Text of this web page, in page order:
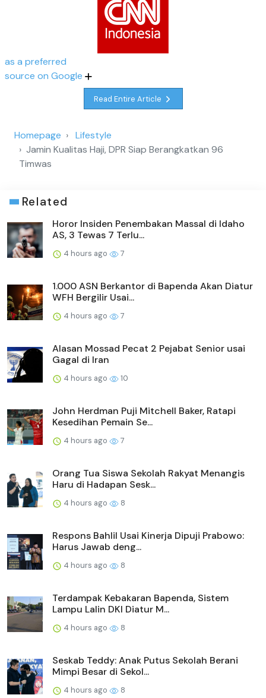
as a preferred
source on Google
Read Entire Article
Homepage
Lifestyle
Jamin Kualitas Haji, DPR Siap Berangkatkan 96
Timwas
Related
Horor Insiden Penembakan Massal di Idaho
AS, 3 Tewas 7 Terlu...
4 hours ago 7
1.000 ASN Berkantor di Bapenda Akan Diatur
WFH Bergilir Usai...
4 hours ago 7
Alasan Mossad Pecat 2 Pejabat Senior usai
Gagal di Iran
4 hours ago 10
John Herdman Puji Mitchell Baker, Ratapi
Kesedihan Pemain Se...
4 hours ago 7
Orang Tua Siswa Sekolah Rakyat Menangis
Haru di Hadapan Sesk...
4 hours ago 8
Respons Bahlil Usai Kinerja Dipuji Prabowo:
Harus Jawab deng...
4 hours ago 8
Terdampak Kebakaran Bapenda, Sistem
Lampu Lalin DKI Diatur M...
4 hours ago 8
Seskab Teddy: Anak Putus Sekolah Berani
Mimpi Besar di Sekol...
4 hours ago 8